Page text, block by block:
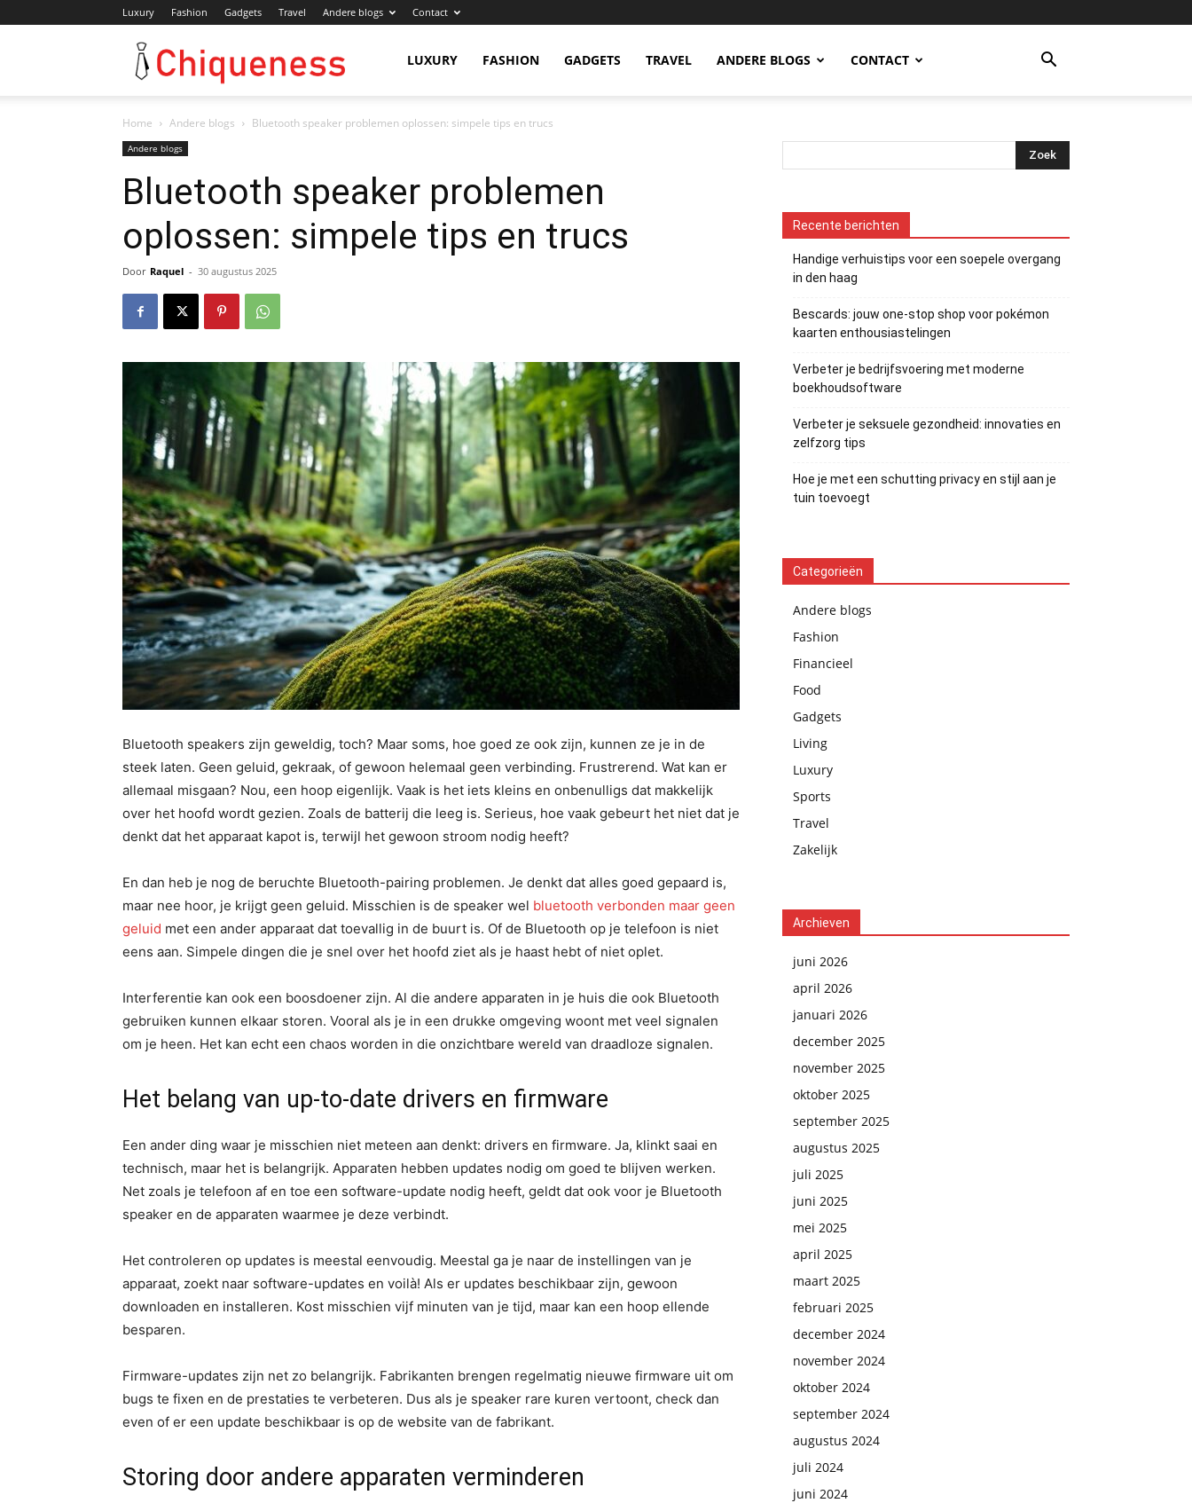
Luxury Fashion Gadgets Travel Andere blogs Contact
ChiquenessLUXURY FASHION GADGETS TRAVEL ANDERE BLOGS CONTACT
Home Andere blogs Bluetooth speaker problemen oplossen: simpele tips en trucs
Andere blogs
Bluetooth speaker problemen
oplossen: simpele tips en trucs
Door Raquel - 30 augustus 2025
Bluetooth speakers zijn geweldig, toch? Maar soms, hoe goed ze ook zijn, kunnen ze je in de
steek laten. Geen geluid, gekraak, of gewoon helemaal geen verbinding. Frustrerend. Wat kan er
allemaal misgaan? Nou, een hoop eigenlijk. Vaak is het iets kleins en onbenulligs dat makkelijk
over het hoofd wordt gezien. Zoals de batterij die leeg is. Serieus, hoe vaak gebeurt het niet dat je
denkt dat het apparaat kapot is, terwijl het gewoon stroom nodig heeft?
En dan heb je nog de beruchte Bluetooth-pairing problemen. Je denkt dat alles goed gepaard is,
maar nee hoor, je krijgt geen geluid. Misschien is de speaker wel bluetooth verbonden maar geen
geluid met een ander apparaat dat toevallig in de buurt is. Of de Bluetooth op je telefoon is niet
eens aan. Simpele dingen die je snel over het hoofd ziet als je haast hebt of niet oplet.
Interferentie kan ook een boosdoener zijn. Al die andere apparaten in je huis die ook Bluetooth
gebruiken kunnen elkaar storen. Vooral als je in een drukke omgeving woont met veel signalen
om je heen. Het kan echt een chaos worden in die onzichtbare wereld van draadloze signalen.
Het belang van up-to-date drivers en firmware
Een ander ding waar je misschien niet meteen aan denkt: drivers en firmware. Ja, klinkt saai en
technisch, maar het is belangrijk. Apparaten hebben updates nodig om goed te blijven werken.
Net zoals je telefoon af en toe een software-update nodig heeft, geldt dat ook voor je Bluetooth
speaker en de apparaten waarmee je deze verbindt.
Het controleren op updates is meestal eenvoudig. Meestal ga je naar de instellingen van je
apparaat, zoekt naar software-updates en voilà! Als er updates beschikbaar zijn, gewoon
downloaden en installeren. Kost misschien vijf minuten van je tijd, maar kan een hoop ellende
besparen.
Firmware-updates zijn net zo belangrijk. Fabrikanten brengen regelmatig nieuwe firmware uit om
bugs te fixen en de prestaties te verbeteren. Dus als je speaker rare kuren vertoont, check dan
even of er een update beschikbaar is op de website van de fabrikant.
Storing door andere apparaten verminderen
Recente berichten
Handige verhuistips voor een soepele overgang
in den haag
Bescards: jouw one-stop shop voor pokémon
kaarten enthousiastelingen
Verbeter je bedrijfsvoering met moderne
boekhoudsoftware
Verbeter je seksuele gezondheid: innovaties en
zelfzorg tips
Hoe je met een schutting privacy en stijl aan je
tuin toevoegt
Categorieën
Andere blogs
Fashion
Financieel
Food
Gadgets
Living
Luxury
Sports
Travel
Zakelijk
Archieven
juni 2026
april 2026
januari 2026
december 2025
november 2025
oktober 2025
september 2025
augustus 2025
juli 2025
juni 2025
mei 2025
april 2025
maart 2025
februari 2025
december 2024
november 2024
oktober 2024
september 2024
augustus 2024
juli 2024
juni 2024